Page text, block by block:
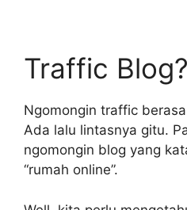
Traffic Blog?
Ngomongin traffic
Ada lalu lintasnya gitu.
ngomongin blog yang
“rumah online”.